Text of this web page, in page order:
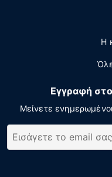
Η
Εγγραφή
Μείνετε